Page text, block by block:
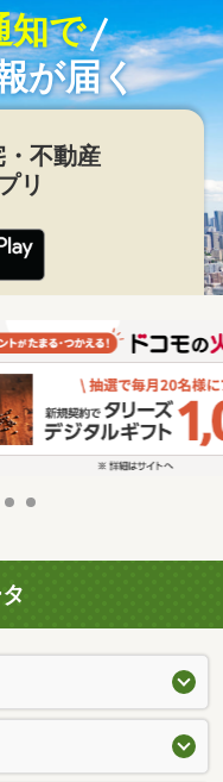
知で
が届く
不動産
リ